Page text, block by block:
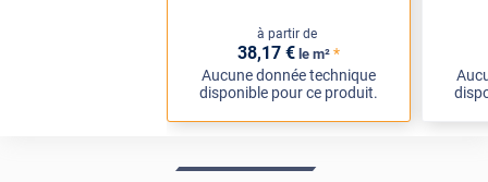
à partir de
38,17 € le m² *
Aucune donnée technique
disponible pour ce produit.